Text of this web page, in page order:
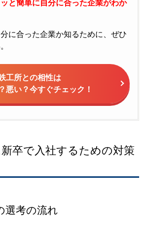
と簡単に自分に合った企業がわか
に合った企業か知るために、ぜひ
工所との相性は
悪い？今すぐチェック！
卒で入社するための対策
選考の流れ